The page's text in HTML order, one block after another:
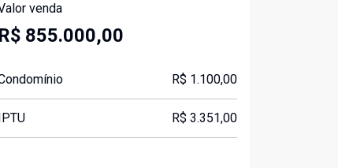
venda
R$ 855.000,00
R$ 1.100,00
IPTU R$ 3.351,00